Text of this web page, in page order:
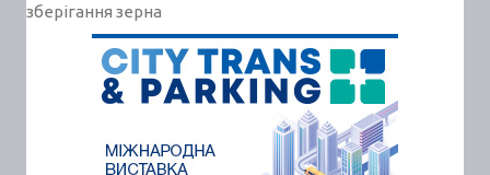
зберігання зерна